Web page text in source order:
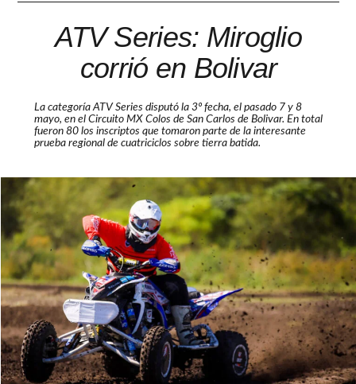
ATV Series: Miroglio
corrió en Bolivar
La categoría ATV Series disputó la 3º fecha, el pasado 7 y 8
mayo, en el Circuito MX Colos de San Carlos de Bolivar. En total
fueron 80 los inscriptos que tomaron parte de la interesante
prueba regional de cuatriciclos sobre tierra batida.